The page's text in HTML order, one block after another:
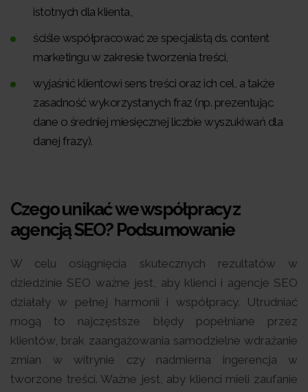
istotnych dla klienta,
ściśle współpracować ze specjalistą ds. content
marketingu w zakresie tworzenia treści,
wyjaśnić klientowi sens treści oraz ich cel, a także
zasadność wykorzystanych fraz (np. prezentując
dane o średniej miesięcznej liczbie wyszukiwań dla
danej frazy).
Czego unikać we współpracy z
agencją SEO? Podsumowanie
W celu osiągnięcia skutecznych rezultatów w
dziedzinie SEO ważne jest, aby klienci i agencje SEO
działały w pełnej harmonii i współpracy. Utrudniać
mogą to najczęstsze błędy popełniane przez
klientów, brak zaangażowania samodzielne wdrażanie
zmian w witrynie czy nadmierna ingerencja w
tworzone treści. Ważne jest, aby klienci mieli zaufanie